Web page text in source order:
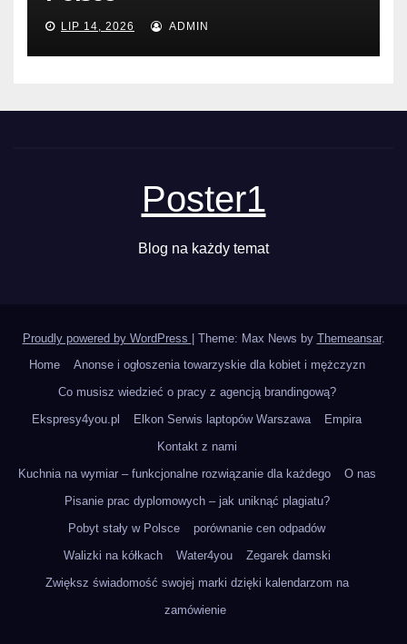
LIP 14, 2026 ADMIN
Poster1
Blog na każdy temat
Proudly powered by WordPress Theme: Max News by Themeansar.
Home
Anonse i ogłoszenia towarzyskie dla kobiet i mężczyzn
Co musisz wiedzieć o pracy z agencją brandingową?
Ekspresy4you.pl
Elkon Serwis laptopów Warszawa
Empira
Kontakt z nami
Kuchnia na wymiar – funkcjonalne rozwiązanie dla każdego
O nas
Pisanie prac dyplomowych – jak uniknąć plagiatu?
Pobyt stały w Polsce
porównanie cen odpadów
Walizki na kółkach
Water4you
Zegarek damski
Zwiększ świadomość swojej marki dzięki kalendarzom na
zamówienie